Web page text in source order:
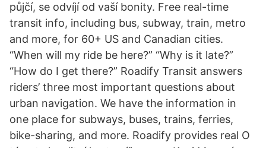
půjčí, se odvíjí od vaší bonity. Free real-time
transit info, including bus, subway, train, metro
and more, for 60+ US and Canadian cities.
“When will my ride be here?” “Why is it late?”
“How do I get there?” Roadify Transit answers
riders’ three most important questions about
urban navigation. We have the information in
one place for subways, buses, trains, ferries,
bike-sharing, and more. Roadify provides real O